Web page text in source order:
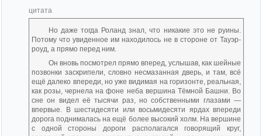
цитата
Но даже тогда Роланд знал, что никакие это не руины.
Потому что увиденное им находилось не в стороне от Тауэр-
роуд, а прямо перед ним.
Он вновь посмотрел прямо вперед, услышав, как шейные
позвонки заскрипели, словно несмазанная дверь, и там, всё
ещё далеко впереди, но уже видимая на горизонте, реальная,
как розы, чернела на фоне неба вершина Тёмной Башни. Во
сне он видел её тысячи раз, но собственными глазами —
впервые. В шестидесяти или восьмидесяти ярдах впереди
дорога поднималась на ещё более высокий холм. На вершине
с одной стороны дороги располагался говорящий круг,